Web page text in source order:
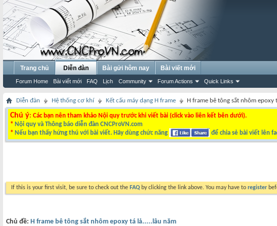
Trang chủ Diễn đàn
Forum Home Bài viết mới FAQ Lịch Community Forum Actions Quick Links
Bài gửi hôm nay Bài viết mới
Diễn đàn Hệ thống cơ khí Kết cấu máy dạng H frame H frame bê tông sắt nhôm epoxy
Chú ý: Các bạn nên tham khảo Nội quy trước khi viết bài (click vào liên kết bên dưới).
* Nội quy và Thông báo diễn đàn CNCProVN.com
* Nếu bạn thấy hứng thú với bài viết. Hãy dùng chức năng để chia sẻ bài viết lên
If this is your first visit, be sure to check out the FAQ by clicking the link above. You may have to register
Chủ đề: H frame bê tông sắt nhôm epoxy tá lả.....lâu năm